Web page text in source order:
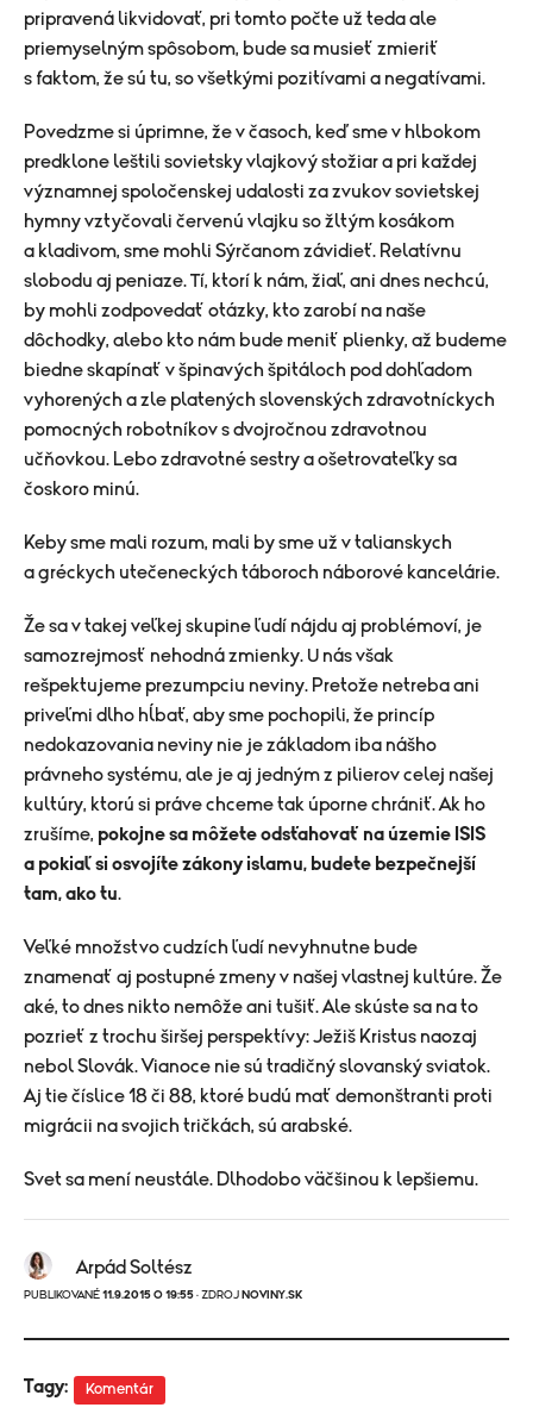
pripravená likvidovať, pri tomto počte už teda ale
priemyselným spôsobom, bude sa musieť zmieriť
s faktom, že sú tu, so všetkými pozitívami a negatívami.
Povedzme si úprimne, že v časoch, keď sme v hlbokom
predklone leštili sovietsky vlajkový stožiar a pri každej
významnej spoločenskej udalosti za zvukov sovietskej
hymny vztyčovali červenú vlajku so žltým kosákom
a kladivom, sme mohli Sýrčanom závidieť. Relatívnu
slobodu aj peniaze. Tí, ktorí k nám, žiaľ, ani dnes nechcú,
by mohli zodpovedať otázky, kto zarobí na naše
dôchodky, alebo kto nám bude meniť plienky, až budeme
biedne skapínať v špinavých špitáloch pod dohľadom
vyhorených a zle platených slovenských zdravotníckych
pomocných robotníkov s dvojročnou zdravotnou
učňovkou. Lebo zdravotné sestry a ošetrovateľky sa
čoskoro minú.
Keby sme mali rozum, mali by sme už v talianskych
a gréckych utečeneckých táboroch náborové kancelárie.
Že sa v takej veľkej skupine ľudí nájdu aj problémoví, je
samozrejmosť nehodná zmienky. U nás však
rešpektujeme prezumpciu neviny. Pretože netreba ani
priveľmi dlho hĺbať, aby sme pochopili, že princíp
nedokazovania neviny nie je základom iba nášho
právneho systému, ale je aj jedným z pilierov celej našej
kultúry, ktorú si práve chceme tak úporne chrániť. Ak ho
zrušíme, pokojne sa môžete odsťahovať na územie ISIS
a pokiaľ si osvojíte zákony islamu, budete bezpečnejší
tam, ako tu.
Veľké množstvo cudzích ľudí nevyhnutne bude
znamenať aj postupné zmeny v našej vlastnej kultúre. Že
aké, to dnes nikto nemôže ani tušiť. Ale skúste sa na to
pozrieť z trochu širšej perspektívy: Ježiš Kristus naozaj
nebol Slovák. Vianoce nie sú tradičný slovanský sviatok.
Aj tie číslice 18 či 88, ktoré budú mať demonštranti proti
migrácii na svojich tričkách, sú arabské.
Svet sa mení neustále. Dlhodobo väčšinou k lepšiemu.
Arpád Soltész
PUBLIKOVANÉ 11.9.2015 O 19:55 · ZDROJ NOVINY.SK
Tagy: Komentár